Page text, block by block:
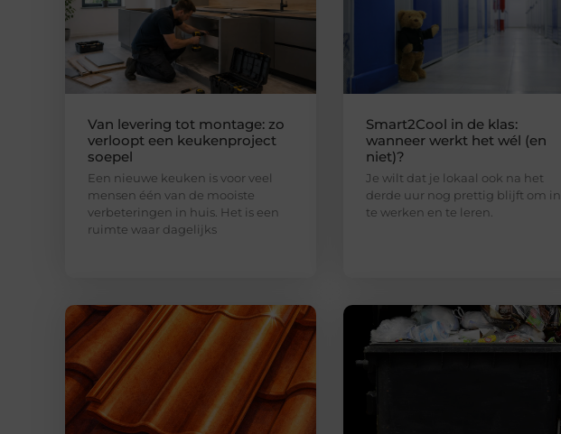
Van levering tot montage: zo
verloopt een keukenproject
soepel
Een nieuwe keuken is voor veel
mensen één van de mooiste
verbeteringen in huis. Het is een
ruimte waar dagelijks
Smart2Cool in de klas:
wanneer werkt het wél (en
niet)?
Je wilt dat je lokaal ook na het
derde uur nog prettig blijft om in
te werken en te leren.